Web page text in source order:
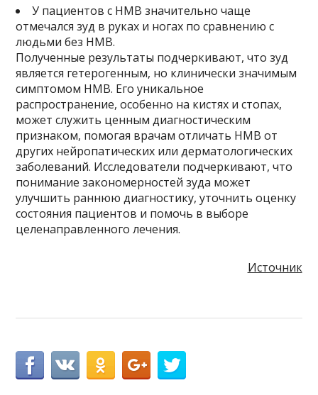
У пациентов с НМВ значительно чаще
отмечался зуд в руках и ногах по сравнению с
людьми без НМВ.
Полученные результаты подчеркивают, что зуд
является гетерогенным, но клинически значимым
симптомом НМВ. Его уникальное
распространение, особенно на кистях и стопах,
может служить ценным диагностическим
признаком, помогая врачам отличать НМВ от
других нейропатических или дерматологических
заболеваний. Исследователи подчеркивают, что
понимание закономерностей зуда может
улучшить раннюю диагностику, уточнить оценку
состояния пациентов и помочь в выборе
целенаправленного лечения.
Источник